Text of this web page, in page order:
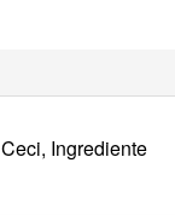
Ingrediente